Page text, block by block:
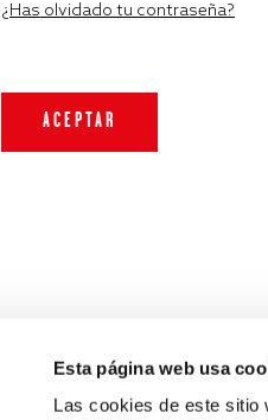
Esta página web usa
Las cookies de este sitio
¿Has olvidado tu contraseña?